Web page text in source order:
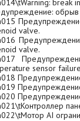
обрыв
valve.
valve.
sensor
\tКонтроллер
\tМотор AI